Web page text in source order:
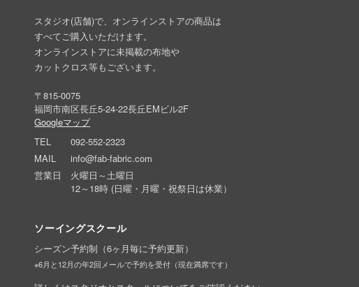
スタジオ(店舗)で、オンラインストアの商品は
すべてご購入いただけます。
オンラインストアに未掲載の布地や
カットクロス等もございます。
〒815-0075
福岡市南区長丘5-24-22長丘EMビル2F
Googleマップ
TEL
092-552-2323
MAIL
info@fab-fabric.com
営業日
火曜日～土曜日
12～18時 (日曜・月曜・祝祭日は休業）
ソーイングスクール
シーズン予約制（6ヶ月毎に予約更新）
※6月と12月の年2回メールで予約を受付（現在満席です）